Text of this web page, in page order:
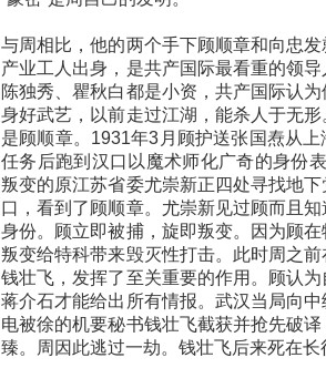
与周相比，他的两个手下顾顺章和向忠
产业工人出身，是共产国际最看重的领
陈独秀、瞿秋白都是小资，共产国际认
身好武艺，以前走过江湖，能杀人于无
是顾顺章。1931年3月顾护送张国焘从
任务后跑到汉口以魔术师化广奇的身份
叛变的原江苏省委尤崇新正四处寻找地
口，看到了顾顺章。 尤崇新见过顾而且
身份。顾立即被捕，旋即叛变。因为顾
叛变给特科带来毁灭性打击。此时周之
钱壮飞，发挥了至关重要的作用。顾认
蒋介石才能给出所有情报。武汉当局向
电被徐的机要秘书钱壮飞截获并抢先破
臻。周因此逃过一劫。钱壮飞后来死在